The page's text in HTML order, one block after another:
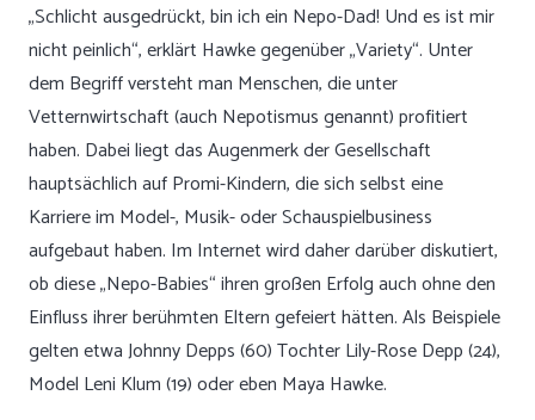
„Schlicht ausgedrückt, bin ich ein Nepo-Dad! Und es ist mir
nicht peinlich“, erklärt Hawke gegenüber „Variety“. Unter
dem Begriff versteht man Menschen, die unter
Vetternwirtschaft (auch Nepotismus genannt) profitiert
haben. Dabei liegt das Augenmerk der Gesellschaft
hauptsächlich auf Promi-Kindern, die sich selbst eine
Karriere im Model-, Musik- oder Schauspielbusiness
aufgebaut haben. Im Internet wird daher darüber diskutiert,
ob diese „Nepo-Babies“ ihren großen Erfolg auch ohne den
Einfluss ihrer berühmten Eltern gefeiert hätten. Als Beispiele
gelten etwa Johnny Depps (60) Tochter Lily-Rose Depp (24),
Model Leni Klum (19) oder eben Maya Hawke.